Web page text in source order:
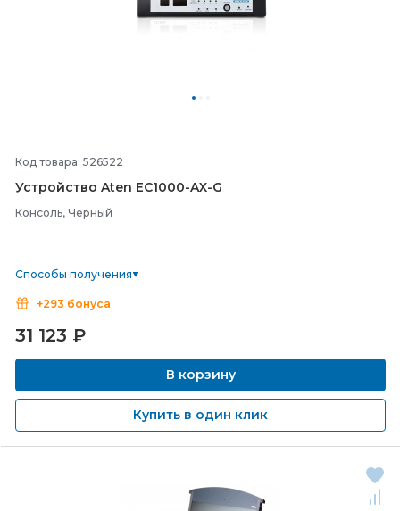
Код товара: 526522
Устройство Aten EC1000-AX-G
Консоль, Черный
Способы получения
+293 бонуса
31 123 ₽
В корзину
Купить в один клик